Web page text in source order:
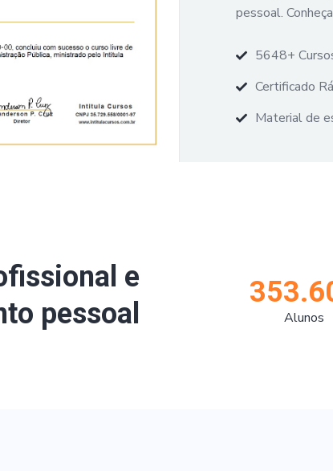
pessoal.
5648+
Certificado
Material de
e
pessoal
Alunos